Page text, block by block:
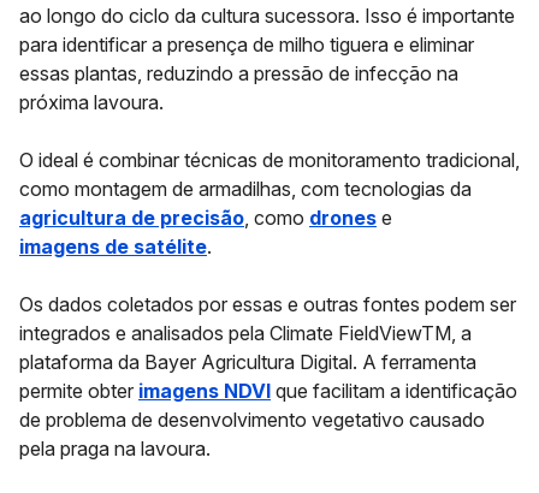
ao longo do ciclo da cultura sucessora. Isso é importante
para identificar a presença de milho tiguera e eliminar
essas plantas, reduzindo a pressão de infecção na
próxima lavoura.
O ideal é combinar técnicas de monitoramento tradicional,
como montagem de armadilhas, com tecnologias da
agricultura de precisão, como drones e
imagens de satélite.
Os dados coletados por essas e outras fontes podem ser
integrados e analisados pela Climate FieldViewTM, a
plataforma da Bayer Agricultura Digital. A ferramenta
permite obter imagens NDVI que facilitam a identificação
de problema de desenvolvimento vegetativo causado
pela praga na lavoura.